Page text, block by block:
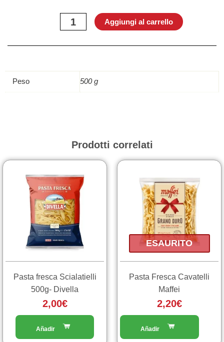
Napolitani
Aggiungi al carrello
Peso 500 g
Prodotti correlati
Pasta fresca Scialatielli
500g- Divella
2,00€
ESAURITO
Pasta Fresca Cavatelli
Maffei
2,20€